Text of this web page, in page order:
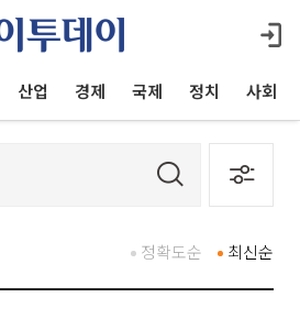
산업 경제 국제 정치 사회
최신순
정확도순